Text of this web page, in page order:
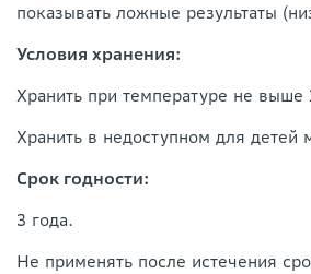
показывать ложные результаты
Условия хранения:
Хранить при температуре не выше
Хранить в недоступном для детей
Срок годности:
3 года.
Не применять после истечения